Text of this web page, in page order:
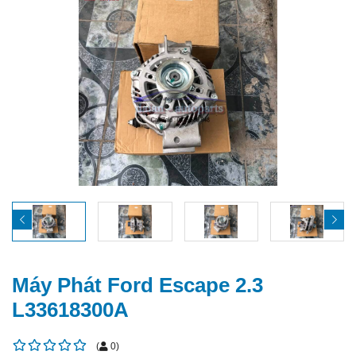
Máy Phát Ford Escape 2.3
L33618300A
( 0)